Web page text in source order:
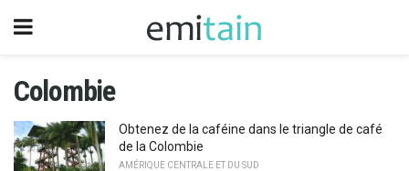
Colombie
Obtenez de la caféine dans le triangle de café
de la Colombie
AMÉRIQUE CENTRALE ET DU SUD